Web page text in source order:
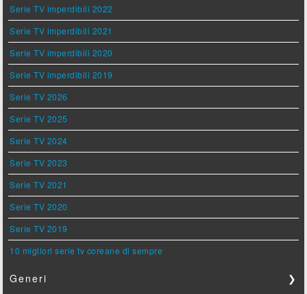
Serie TV imperdibili 2022
Serie TV imperdibili 2021
Serie TV imperdibili 2020
Serie TV imperdibili 2019
Serie TV 2026
Serie TV 2025
Serie TV 2024
Serie TV 2023
Serie TV 2021
Serie TV 2020
Serie TV 2019
10 migliori serie tv coreane di sempre
Generi ❯